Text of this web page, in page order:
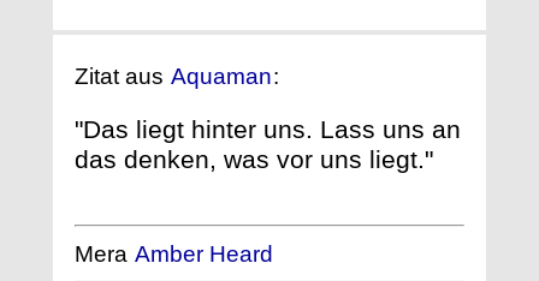
Zitat aus Aquaman:
"Das liegt hinter uns. Lass uns an
das denken, was vor uns liegt."
Mera Amber Heard